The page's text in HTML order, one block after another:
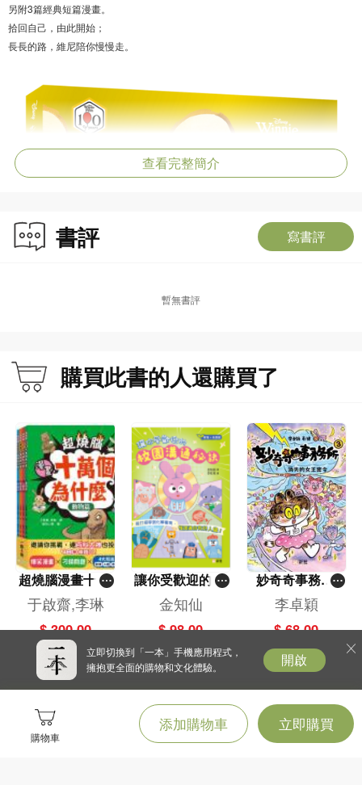
購物車
添加購物車 立即購買
另附3篇經典短篇漫畫。
拾回自己，由此開始；
長長的路，維尼陪你慢慢走。
查看完整簡介
書評 寫書評
暫無書評
購買此書的人還購買了
超燒腦漫畫十萬
個為什麼（一套
4冊）
于啟齋,李琳
$ 300.00
讓你受歡迎的校
園溝通秘訣[新
雅．成長館]
金知仙
$ 98.00
妙奇奇事務所
（3）消失的女
王密令
李卓穎
$ 68.00
立即切換到「一本」手機應用程式，
擁抱更全面的購物和文化體驗。
開啟